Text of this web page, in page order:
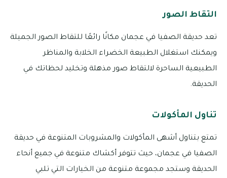
التقاط الصور
تعد حديقة الصفيا في عجمان مكانًا رائعًا للتقاط الصور الجميلة
ويمكنك استغلال الطبيعة الخضراء الخلابة والمناظر
الطبيعية الساحرة لالتقاط صور مذهلة وتخليد لحظاتك في
الحديقة.
تناول المأكولات
تمتع بتناول أشهى المأكولات والمشروبات المتنوعة في حديقة
الصفيا في عجمان، حيث تتوفر أكشاك متنوعة في جميع أنحاء
الحديقة وستجد مجموعة متنوعة من الخيارات التي تلبي